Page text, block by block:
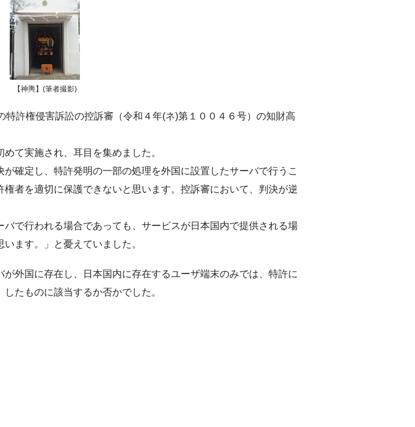
【神輿】(筆者撮影)
許権侵害訴訟の控訴審（令和４年(ネ)第１００４６号）の知財高
て実施され、耳目を集めました。
確定し、特許発明の一部の処理を外国に設置したサーバで行うこ
者を適切に保護できないと思います。控訴審において、判決が逆
で行われる場合であっても、サービスが日本国内で提供される場
ます。」と憂えていました。
外国に存在し、日本国内に存在するユーザ端末のみでは、特許に
たものに該当するか否かでした。